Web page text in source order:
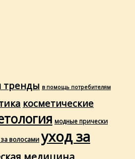
тренды в помощь потребителям
косметические
модные прически
волосами уход за